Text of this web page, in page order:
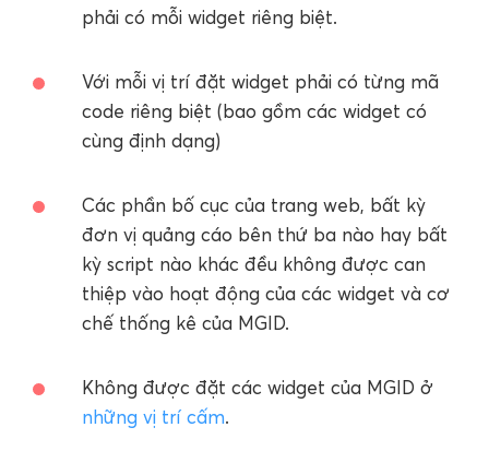
phải có mỗi widget riêng biệt.
Với mỗi vị trí đặt widget phải có từng mã
code riêng biệt (bao gồm các widget có
cùng định dạng)
Các phần bố cục của trang web, bất kỳ
đơn vị quảng cáo bên thứ ba nào hay bất
kỳ script nào khác đều không được can
thiệp vào hoạt động của các widget và cơ
chế thống kê của MGID.
Không được đặt các widget của MGID ở
những vị trí cấm.